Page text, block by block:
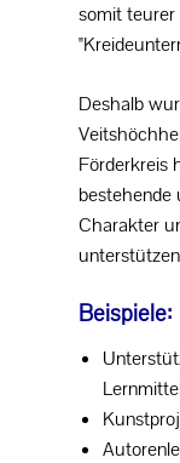
somit teurer
Deshalb
Förderkreis
bestehende
Charakter
Beispiele: